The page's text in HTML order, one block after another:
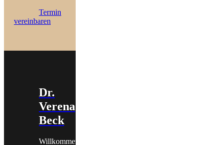
Termin
vereinbaren
Dr.
Verena
Beck
Willkommen